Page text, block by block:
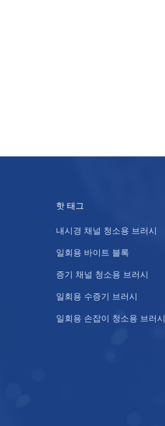
핫 태그
내시경 채널 청소용 브러시
일회용 바이트 블록
증기 채널 청소용 브러시
일회용 수증기 브러시
일회용 손잡이 청소용 브러시